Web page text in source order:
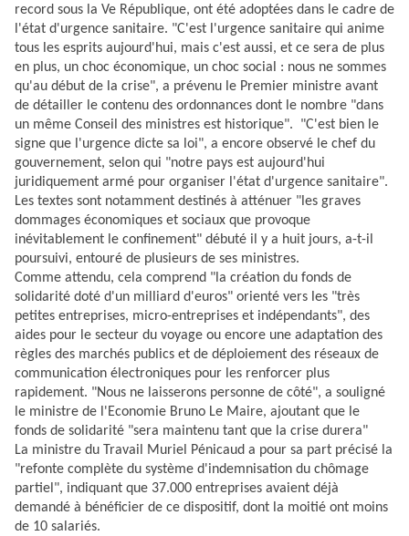
record sous la Ve République, ont été adoptées dans le cadre de
l'état d'urgence sanitaire. "C'est l'urgence sanitaire qui anime
tous les esprits aujourd'hui, mais c'est aussi, et ce sera de plus
en plus, un choc économique, un choc social : nous ne sommes
qu'au début de la crise", a prévenu le Premier ministre avant
de détailler le contenu des ordonnances dont le nombre "dans
un même Conseil des ministres est historique". "C'est bien le
signe que l'urgence dicte sa loi", a encore observé le chef du
gouvernement, selon qui "notre pays est aujourd'hui
juridiquement armé pour organiser l'état d'urgence sanitaire".
Les textes sont notamment destinés à atténuer "les graves
dommages économiques et sociaux que provoque
inévitablement le confinement" débuté il y a huit jours, a-t-il
poursuivi, entouré de plusieurs de ses ministres.
Comme attendu, cela comprend "la création du fonds de
solidarité doté d'un milliard d'euros" orienté vers les "très
petites entreprises, micro-entreprises et indépendants", des
aides pour le secteur du voyage ou encore une adaptation des
règles des marchés publics et de déploiement des réseaux de
communication électroniques pour les renforcer plus
rapidement. "Nous ne laisserons personne de côté", a souligné
le ministre de l'Economie Bruno Le Maire, ajoutant que le
fonds de solidarité "sera maintenu tant que la crise durera"
La ministre du Travail Muriel Pénicaud a pour sa part précisé la
"refonte complète du système d'indemnisation du chômage
partiel", indiquant que 37.000 entreprises avaient déjà
demandé à bénéficier de ce dispositif, dont la moitié ont moins
de 10 salariés.